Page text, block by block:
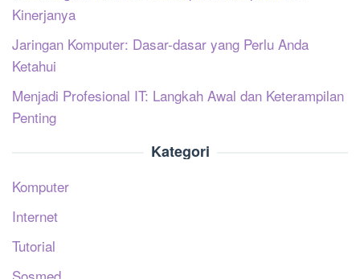
Kinerjanya
Jaringan Komputer: Dasar-dasar yang Perlu Anda
Ketahui
Menjadi Profesional IT: Langkah Awal dan Keterampilan
Penting
Kategori
Komputer
Internet
Tutorial